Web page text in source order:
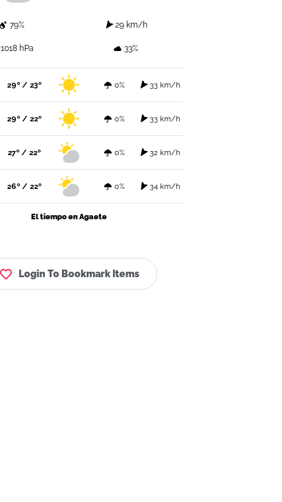
79% 29 km/h
1018 hPa 33%
29º / 23º 0% 33 km/h
29º / 22º 0% 33 km/h
27º / 22º 0% 32 km/h
26º / 22º 0% 34 km/h
El tiempo en Agaete
Login To Bookmark Items